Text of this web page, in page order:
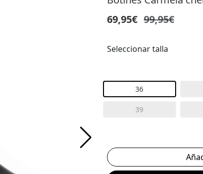
69,95€ 99,95€
Seleccionar talla
36
39